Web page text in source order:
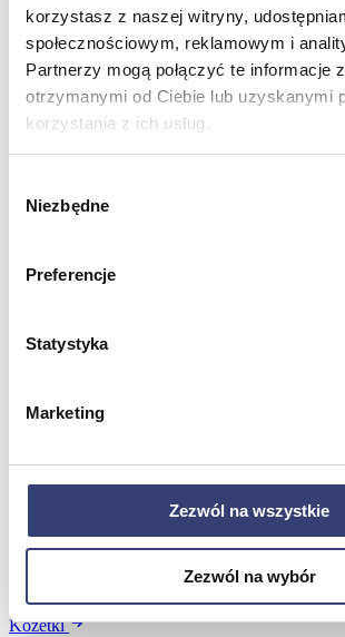
korzystasz z naszej witryny,
społecznościowym, reklamowym i
Partnerzy mogą połączyć te informacje
otrzymanymi od Ciebie lub uzyskanymi
korzystania z ich usług.
zgody
Niezbędne
Preferencje
Statystyka
Marketing
Zezwól na wszystkie
Zezwól na wybór
Pojemniki i worki na odpady
Produkty higieniczne
Sterylizacja
Materiały opatrunkowe
Asortyment drobny
Strzykawki i igły
Urządzenia
Ciśnieniomierze
Artykuły Przeciwodleżynowe
Zobacz wszystko
Meble medyczne
Wróć
Kozetki